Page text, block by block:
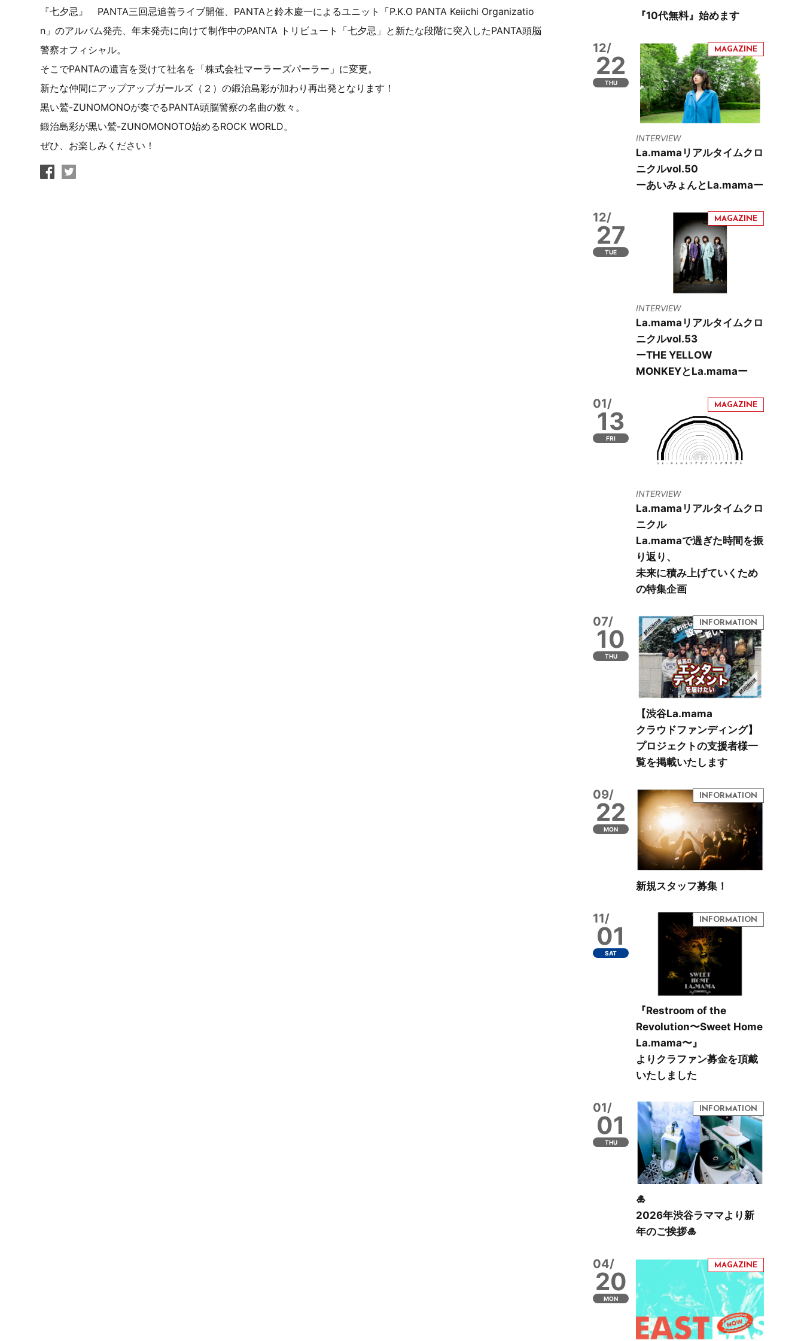
『七夕忌』 PANTA三回忌追善ライブ開催、PANTAと鈴木慶一によるユニット「P.K.O PANTA Keiichi Organizatio
n」のアルバム発売、年末発売に向けて制作中のPANTA トリビュート「七夕忌」と新たな段階に突入したPANTA頭脳
警察オフィシャル。
そこでPANTAの遺言を受けて社名を「株式会社マーラーズパーラー」に変更。
新たな仲間にアップアップガールズ（２）の鍛治島彩が加わり再出発となります！
黒い鷲-ZUNOMONOが奏でるPANTA頭脳警察の名曲の数々。
鍛治島彩が黒い鷲-ZUNOMONOTO始めるROCK WORLD。
ぜひ、お楽しみください！
『10代無料』始めます
12/
22
THU
INTERVIEW
La.mamaリアルタイムクロ
ニクルvol.50
ーあいみょんとLa.mamaー
12/
27
TUE
INTERVIEW
La.mamaリアルタイムクロ
ニクルvol.53
ーTHE YELLOW
MONKEYとLa.mamaー
01/
13
FRI
INTERVIEW
La.mamaリアルタイムクロ
ニクル
La.mamaで過ぎた時間を振
り返り、
未来に積み上げていくため
の特集企画
07/
10
THU
【渋谷La.mama
クラウドファンディング】
プロジェクトの支援者様一
覧を掲載いたします
09/
22
MON
新規スタッフ募集！
11/
01
SAT
『Restroom of the
Revolution〜Sweet Home
La.mama〜』
よりクラファン募金を頂戴
いたしました
01/
01
THU
🎍
2026年渋谷ラママより新
年のご挨拶🎍
04/
20
MON